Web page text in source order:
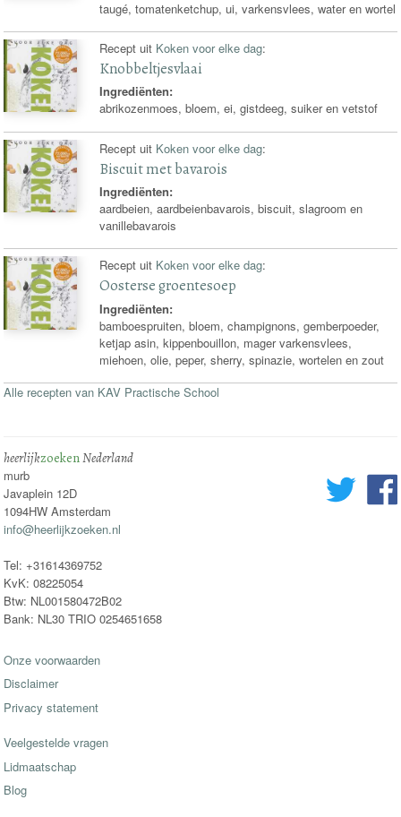
taugé, tomatenketchup, ui, varkensvlees, water en wortel
Recept uit Koken voor elke dag:
Knobbeltjesvlaai
Ingrediënten:
abrikozenmoes, bloem, ei, gistdeeg, suiker en vetstof
Recept uit Koken voor elke dag:
Biscuit met bavarois
Ingrediënten:
aardbeien, aardbeienbavarois, biscuit, slagroom en
vanillebavarois
Recept uit Koken voor elke dag:
Oosterse groentesoep
Ingrediënten:
bamboespruiten, bloem, champignons, gemberpoeder,
ketjap asin, kippenbouillon, mager varkensvlees,
miehoen, olie, peper, sherry, spinazie, wortelen en zout
Alle recepten van KAV Practische School
heerlijkzoekenNederland
murb
Javaplein 12D
1094HW Amsterdam
info@heerlijkzoeken.nl
Tel: +31614369752
KvK: 08225054
Btw: NL001580472B02
Bank: NL30 TRIO 0254651658
Onze voorwaarden
Disclaimer
Privacy statement
Veelgestelde vragen
Lidmaatschap
Blog